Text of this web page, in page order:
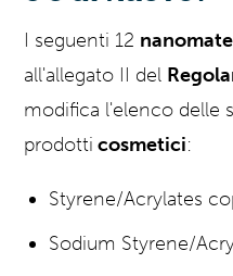
I seguenti 12
all'allegato II del
modifica l'elenco delle
prodotti cosmetici:
Styrene/Acrylates
Sodium Styrene/